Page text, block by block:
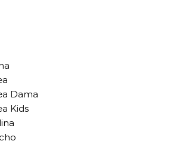
Dama
Kids